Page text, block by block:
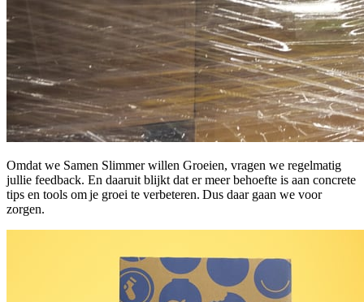
Omdat we Samen Slimmer willen Groeien, vragen we regelmatig
jullie feedback. En daaruit blijkt dat er meer behoefte is aan concrete
tips en tools om je groei te verbeteren. Dus daar gaan we voor
zorgen.